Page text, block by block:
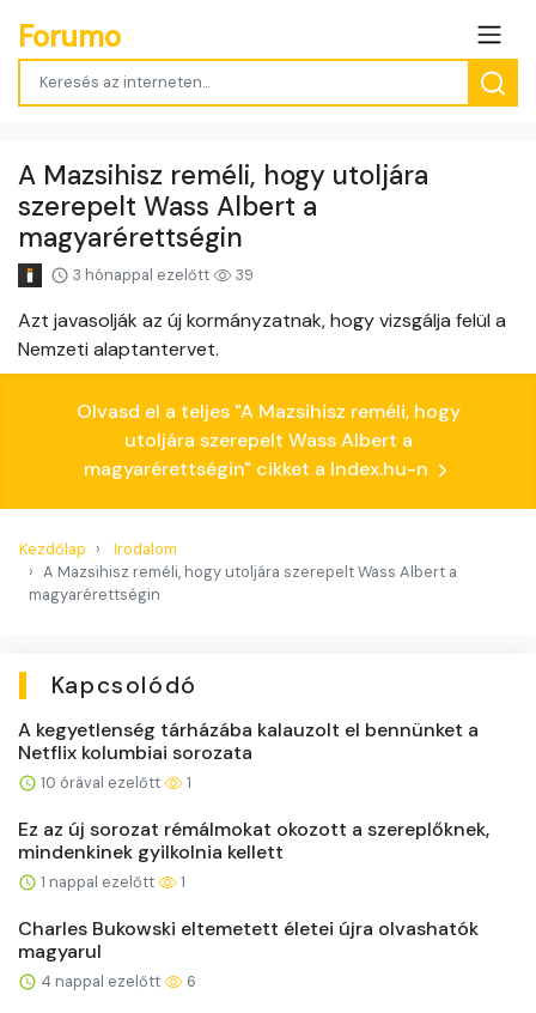
Forumo
A Mazsihisz reméli, hogy utoljára
szerepelt Wass Albert a
magyarérettségin
3 hónappal ezelőtt 39
Azt javasolják az új kormányzatnak, hogy vizsgálja felül a
Nemzeti alaptantervet.
Olvasd el a teljes "A Mazsihisz reméli, hogy
utoljára szerepelt Wass Albert a
magyarérettségin" cikket a Index.hu-n
Kezdőlap
Irodalom
A Mazsihisz reméli, hogy utoljára szerepelt Wass Albert a
magyarérettségin
Kapcsolódó
A kegyetlenség tárházába kalauzolt el bennünket a
Netflix kolumbiai sorozata
10 órával ezelőtt 1
Ez az új sorozat rémálmokat okozott a szereplőknek,
mindenkinek gyilkolnia kellett
1 nappal ezelőtt 1
Charles Bukowski eltemetett életei újra olvashatók
magyarul
4 nappal ezelőtt 6